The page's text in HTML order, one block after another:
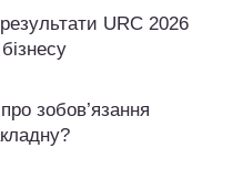
URC 2026
зобов’язання